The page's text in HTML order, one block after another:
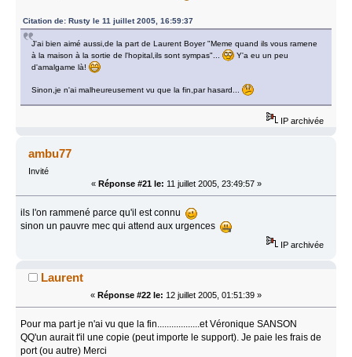
Citation de: Rusty le 11 juillet 2005, 16:59:37
J'ai bien aimé aussi,de la part de Laurent Boyer "Meme quand ils vous ramene
à la maison à la sortie de l'hopital,ils sont sympas"...
Y'a eu un peu
d'amalgame là!
Sinon,je n'ai malheureusement vu que la fin,par hasard...
IP archivée
ambu77
Invité
« Réponse #21 le: 11 juillet 2005, 23:49:57 »
ils l'on rammené parce qu'il est connu
sinon un pauvre mec qui attend aux urgences
IP archivée
Laurent
« Réponse #22 le: 12 juillet 2005, 01:51:39 »
Pour ma part je n'ai vu que la fin..................et Véronique SANSON
QQ'un aurait t'il une copie (peut importe le support). Je paie les frais de
port (ou autre) Merci